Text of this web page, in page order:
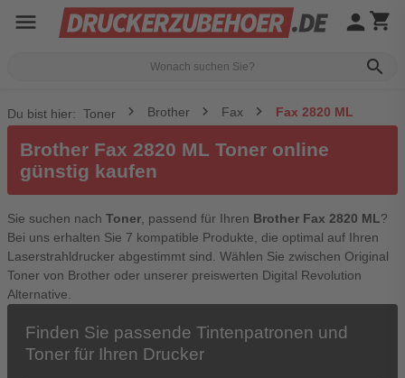
menu
search
person shopping_cart
Du bist hier: Toner Brother Fax Fax 2820 ML
Brother Fax 2820 ML Toner online
günstig kaufen
Sie suchen nach Toner , passend für Ihren Brother Fax 2820 ML?
Bei uns erhalten Sie 7 kompatible Produkte, die optimal auf Ihren
Laserstrahldrucker abgestimmt sind. Wählen Sie zwischen Original
Toner von Brother oder unserer preiswerten Digital Revolution
Alternative.
Finden Sie passende Tintenpatronen und
Toner für Ihren Drucker